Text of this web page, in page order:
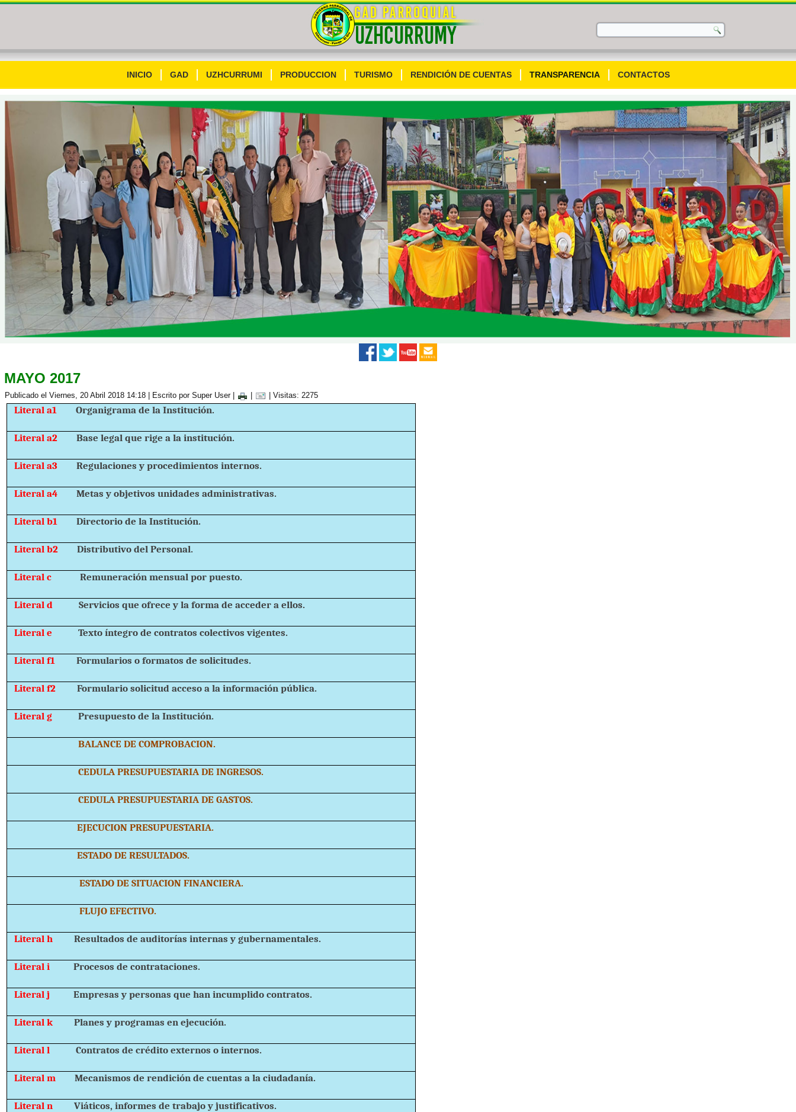
INICIO GAD UZHCURRUMI PRODUCCION TURISMO RENDICIÓN DE CUENTAS TRANSPARENCIA CONTACTOS
MAYO 2017
Publicado el Viernes, 20 Abril 2018 14:18 Escrito por Super User| | Visitas: 2275
Literal a1Organigrama de la Institución.
Literal a2Base legal que rige a la institución.
Literal a3Regulaciones y procedimientos internos.
Literal a4Metas y objetivos unidades administrativas.
Literal b1Directorio de la Institución.
Literal b2Distributivo del Personal.
Literal c Remuneración mensual por puesto.
Literal dServicios que ofrece y la forma de acceder a ellos.
Literal eTexto íntegro de contratos colectivos vigentes.
Literal f1Formularios o formatos de solicitudes.
Literal f2Formulario solicitud acceso a la información pública.
Literal gPresupuesto de la Institución.
BALANCE DE COMPROBACION.
CEDULA PRESUPUESTARIA DE INGRESOS.
CEDULA PRESUPUESTARIA DE GASTOS.
EJECUCION PRESUPUESTARIA.
ESTADO DE RESULTADOS.
ESTADO DE SITUACION FINANCIERA.
FLUJO EFECTIVO.
Literal hResultados de auditorías internas y gubernamentales.
Literal iProcesos de contrataciones.
Literal jEmpresas y personas que han incumplido contratos.
Literal kPlanes y programas en ejecución.
Literal lContratos de crédito externos o internos.
Literal mMecanismos de rendición de cuentas a la ciudadanía.
Literal nViáticos, informes de trabajo y justificativos.